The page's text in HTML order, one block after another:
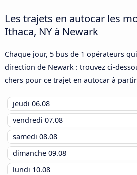
Les trajets en autocar les
Ithaca, NY à Newark
Chaque jour, 5 bus de 1 opérateurs
direction de Newark : trouvez ci-
chers pour ce trajet en autocar à
jeudi 06.08
vendredi 07.08
samedi 08.08
dimanche 09.08
lundi 10.08